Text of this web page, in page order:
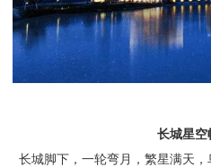
长城星空
长城脚下，一轮弯月，繁星满天